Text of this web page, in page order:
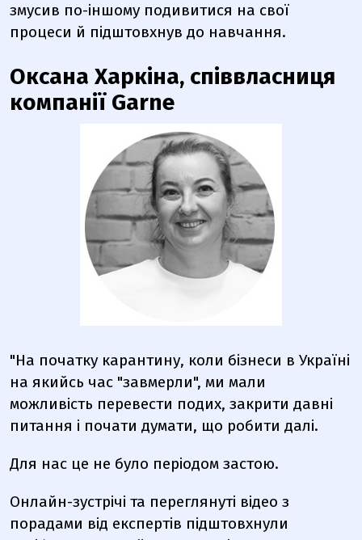
змусив по-іншому подивитися на свої
процеси й підштовхнув до навчання.
Оксана Харкіна, співвласниця
компанії Garne
"На початку карантину, коли бізнеси в Україні
на якийсь час "завмерли", ми мали
можливість перевести подих, закрити давні
питання і почати думати, що робити далі.
Для нас це не було періодом застою.
Онлайн-зустрічі та переглянуті відео з
порадами від експертів підштовхнули